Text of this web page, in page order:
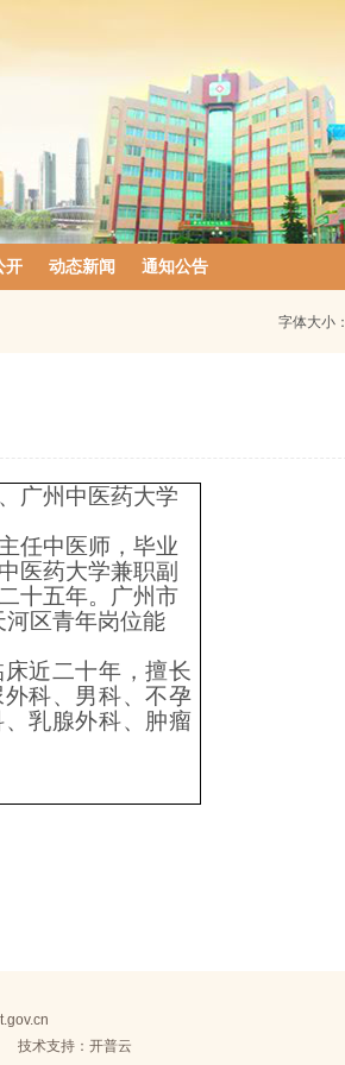
开 动态新闻 通知公告
字体大小：
广州中医药大学
任中医师，毕业
医药大学兼职副
十五年。广州市
河区青年岗位能
床近二十年，擅长
科、男科、不孕
乳腺外科、肿瘤